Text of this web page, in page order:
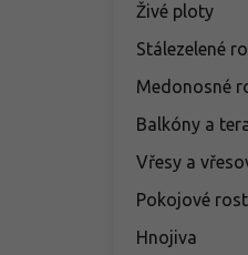
Živé ploty
Stálezelené
Medonosné
Balkóny a
Vřesy a
Pokojové
Hnojiva